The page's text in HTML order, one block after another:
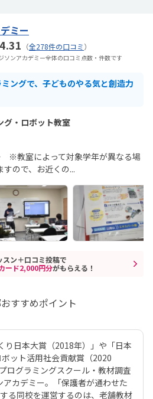
ミー
4.31 （全278件の口コミ）
ソンアカデミー全体の口コミ点数・件数です
ングで、子どものやる気と創造力
グ・ロボット教室
※教室によって対象学年が異なる場
すので、お近くの...
スン＋口コミ投稿で
ード2,000円分がもらえる！
すすめポイント
り日本大賞（2018年）」や「日本
ット活用社会貢献賞（2020
ログラミングスクール・教材調査
カデミー。「保護者が通わせた
る同校を運営するのは、老舗教材